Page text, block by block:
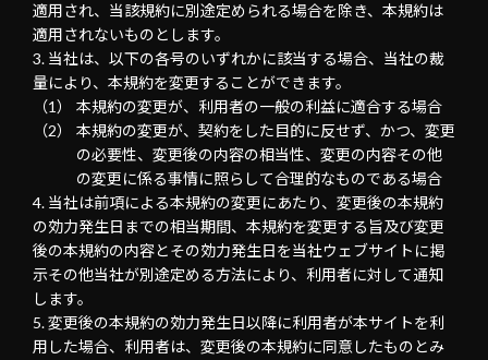
適用され、当該規約に別途定められる場合を除き、本規約は
適用されないものとします。
当社は、以下の各号のいずれかに該当する場合、当社の裁
量により、本規約を変更することができます。
本規約の変更が、利用者の一般の利益に適合する場合
本規約の変更が、契約をした目的に反せず、かつ、変更
の必要性、変更後の内容の相当性、変更の内容その他
の変更に係る事情に照らして合理的なものである場合
当社は前項による本規約の変更にあたり、変更後の本規約
の効力発生日までの相当期間、本規約を変更する旨及び変更
後の本規約の内容とその効力発生日を当社ウェブサイトに掲
示その他当社が別途定める方法により、利用者に対して通知
します。
変更後の本規約の効力発生日以降に利用者が本サイトを利
用した場合、利用者は、変更後の本規約に同意したものとみ